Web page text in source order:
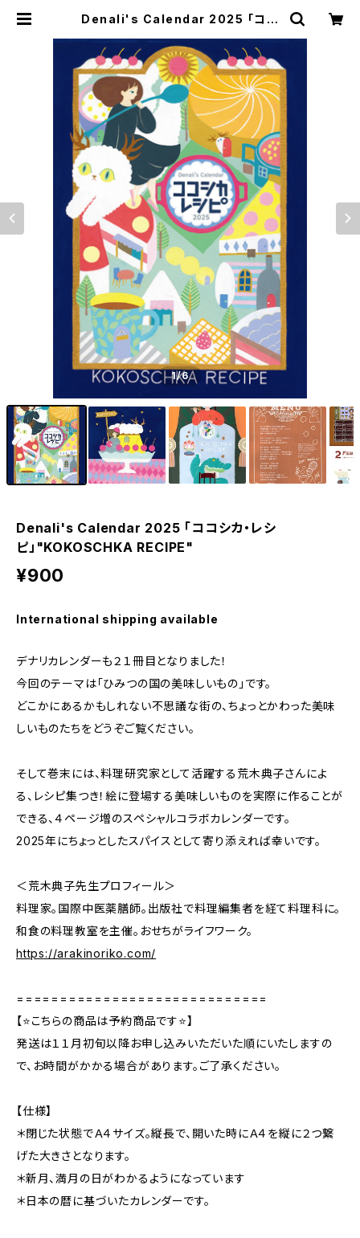
Denali's Calendar 2025 「ココ
PE" | デナリのみせ
1/6
Denali's Calendar 2025 「ココシカ・レシ
ピ」"KOKOSCHKA RECIPE"
¥900
International shipping available
デナリカレンダーも２１冊目となりました！
今回のテーマは「ひみつの国の美味しいもの」です。
どこかにあるかもしれない不思議な街の、ちょっとかわった美味
しいものたちをどうぞご覧ください。
そして巻末には、料理研究家として活躍する荒木典子さんによ
る、レシピ集つき！絵に登場する美味しいものを実際に作ることが
できる、４ページ増のスペシャルコラボカレンダーです。
2025年にちょっとしたスパイスとして寄り添えれば幸いです。
＜荒木典子先生プロフィール＞
料理家。国際中医薬膳師。出版社で料理編集者を経て料理科に。
和食の料理教室を主催。おせちがライフワーク。
https://arakinoriko.com/
=============================
【⭐️こちらの商品は予約商品です⭐️】
発送は１１月初旬以降お申し込みいただいた順にいたしますの
で、お時間がかかる場合があります。ご了承ください。
【仕様】
＊閉じた状態でＡ４サイズ。縦長で、開いた時にＡ４を縦に２つ繋
げた大きさとなります。
＊新月、満月の日がわかるようになっています
＊日本の暦に基づいたカレンダーです。